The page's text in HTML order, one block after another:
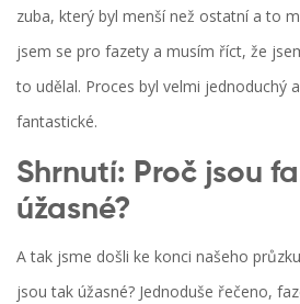
zuba, který byl menší než ostatní a to
jsem se pro fazety a musím říct, že
to udělal. Proces byl velmi jednoduchý
fantastické.
Shrnutí: Proč jsou
úžasné?
A tak jsme došli ke konci našeho
jsou tak úžasné? Jednoduše řečeno,